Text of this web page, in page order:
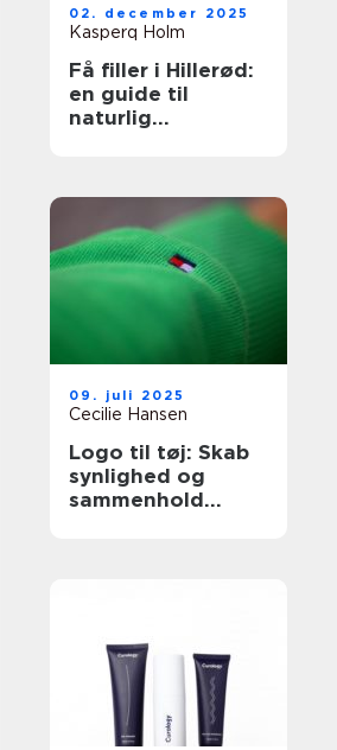
02. december 2025
Kasperq Holm
Få filler i Hillerød:
en guide til
naturlig
09. juli 2025
Cecilie Hansen
Logo til tøj: Skab
synlighed og
sammenhold